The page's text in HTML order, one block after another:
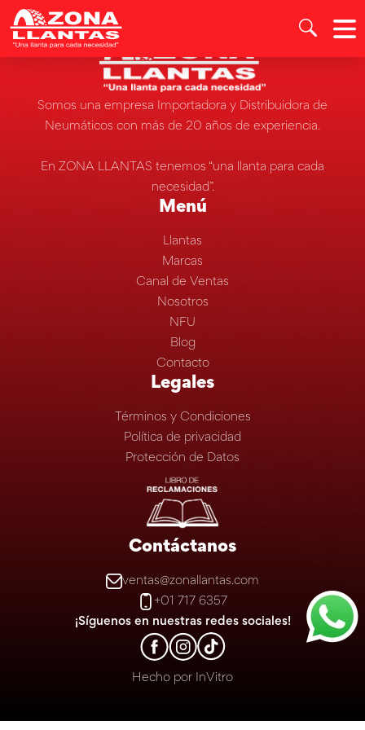
Somos una empresa Importadora y Distribuidora de
Neumáticos con más de 20 años de experiencia.
En ZONA LLANTAS tenemos “una llanta para cada
necesidad”.
Menú
Llantas
Marcas
Canal de Ventas
Nosotros
NFU
Blog
Contacto
Legales
Términos y Condiciones
Política de privacidad
Protección de Datos
Contáctanos
ventas@zonallantas.com
+01 717 6357
¡Síguenos en nuestras redes sociales!
Hecho por InVitro